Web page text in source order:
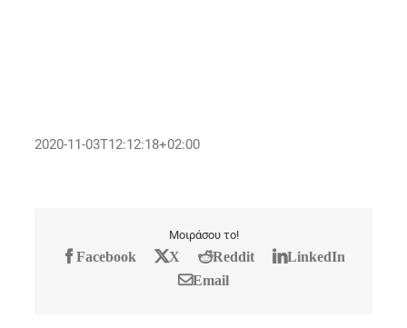
2020-11-03T12:12:18+02:00
Μοιράσου το!
Facebook X Reddit
LinkedIn
Email